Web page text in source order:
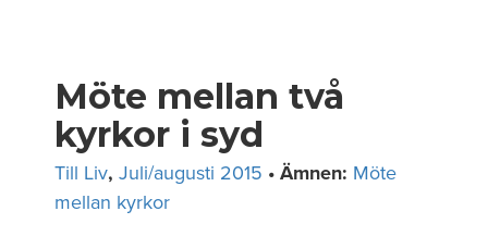
Möte mellan två
kyrkor i syd
Till Liv, Juli/augusti 2015 • Ämnen: Möte
mellan kyrkor